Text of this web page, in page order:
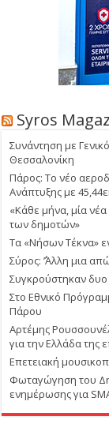
Syros
Συνάντηση με
Θεσσαλονίκη
Πάρος: Το νέο
Ανάπτυξης με
«Κάθε μήνα, μία
των δημοτών»
Τα «Νήσων Τέκνα»
Σύρος: ΄’Άλλη μια
Συγκρούστηκαν δυο
Στο Εθνικό
Πάρου
Αρτέμης
για την Ελλάδα της
Επετειακή
Φωταγώγηση του
ενημέρωσης για